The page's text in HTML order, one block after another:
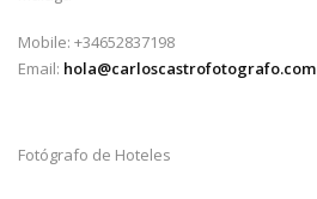
Mobile: +34652837198
Email: hola@carloscastrofotografo.com
Fotógrafo de Hoteles